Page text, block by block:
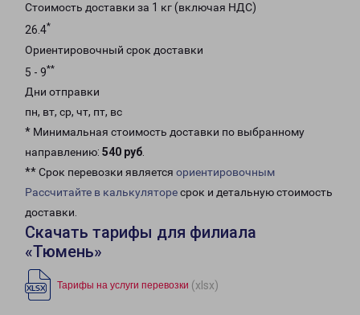
Стоимость доставки за 1 кг (включая НДС)
26.4*
Ориентировочный срок доставки
5 - 9**
Дни отправки
пн, вт, ср, чт, пт, вс
* Минимальная стоимость доставки по выбранному
направлению: 540 руб.
** Срок перевозки является ориентировочным
Рассчитайте в калькуляторесрок и детальную стоимость
доставки.
Скачать тарифы для филиала
«Тюмень»
Тарифы на услуги перевозки (xlsx)